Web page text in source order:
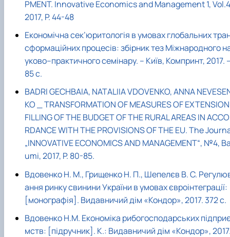
PMENT. Innovative Economics and Management 1,
2017, P. 44-48
Економічна сек’юритологія в умовах глобальних
сформаційних процесів: збірник тез Міжнародного
уково–практичного семінару. – Київ, Компринт, 2017.
85 с.
BADRI GECHBAIA, NATALIIA VDOVENKO, АNNA
KO _ TRANSFORMATION OF MEASURES OF EXTENSION
FILLING OF THE BUDGET OF THE RURAL AREAS IN ACCO
RDANCE WITH THE PROVISIONS OF THE EU. The
„INNOVATIVE ECONOMICS AND MANAGEMENT“, №4,
umi, 2017, P. 80-85.
Вдовенко Н. М., Грищенко Н. П., Шепелєв В. С.
ання ринку свинини України в умовах євроінтеграції:
[монографія]. Видавничий дім «Кондор», 2017. 372 с.
Вдовенко Н.М. Економіка рибогосподарських
мств: [підручник]. К.: Видавничий дім «Кондор»,